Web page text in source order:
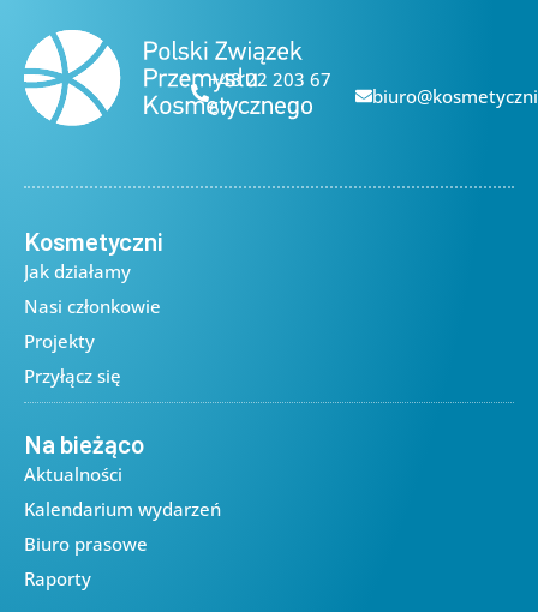
+48 22 203 67
67
Kosmetyczni
Jak działamy
Nasi członkowie
Projekty
Przyłącz się
Na bieżąco
Aktualności
Kalendarium wydarzeń
Biuro prasowe
Raporty